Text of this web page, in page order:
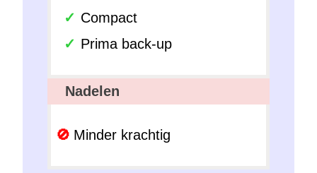
Compact
Prima back-up
Nadelen
Minder krachtig